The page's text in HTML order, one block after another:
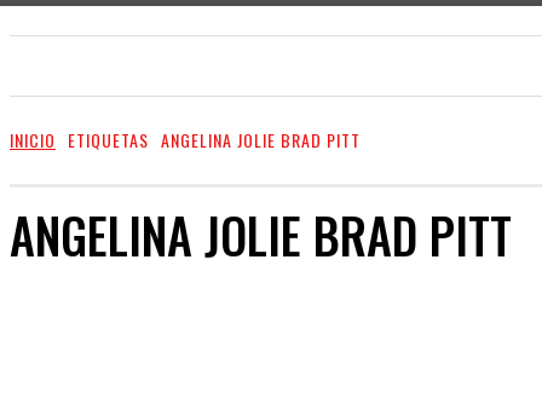
INICIO ETIQUETAS ANGELINA JOLIE BRAD PITT
ANGELINA JOLIE BRAD PITT